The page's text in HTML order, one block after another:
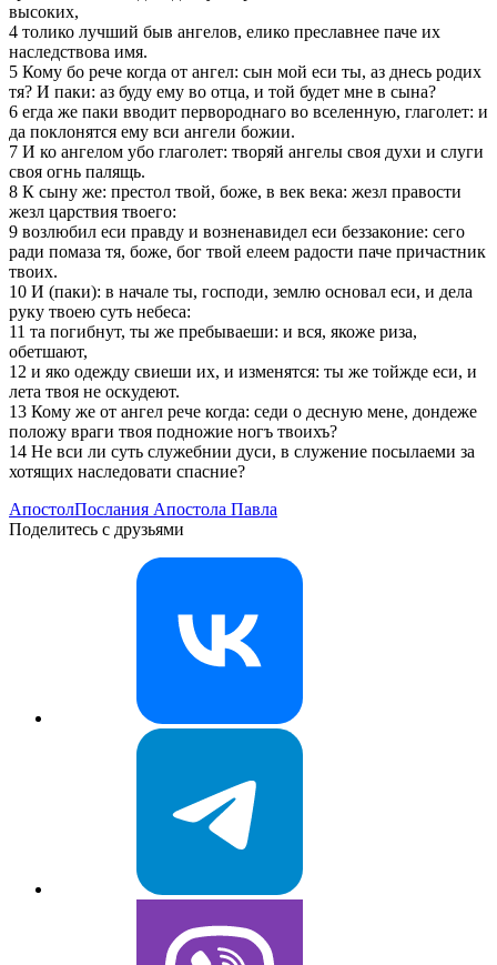
высоких,
4 толико лучший быв ангелов, елико преславнее паче их
наследствова имя.
5 Кому бо рече когда от ангел: сын мой еси ты, аз днесь родих
тя? И паки: аз буду ему во отца, и той будет мне в сына?
6 егда же паки вводит первороднаго во вселенную, глаголет: и
да поклонятся ему вси ангели божии.
7 И ко ангелом убо глаголет: творяй ангелы своя духи и слуги
своя огнь палящь.
8 К сыну же: престол твой, боже, в век века: жезл правости
жезл царствия твоего:
9 возлюбил еси правду и возненавидел еси беззаконие: сего
ради помаза тя, боже, бог твой елеем радости паче причастник
твоих.
10 И (паки): в начале ты, господи, землю основал еси, и дела
руку твоею суть небеса:
11 та погибнут, ты же пребываеши: и вся, якоже риза,
обетшают,
12 и яко одежду свиеши их, и изменятся: ты же тойжде еси, и
лета твоя не оскудеют.
13 Кому же от ангел рече когда: седи о десную мене, дондеже
положу враги твоя подножие ногъ твоихъ?
14 Не вси ли суть служебнии дуси, в служение посылаеми за
хотящих наследовати спасние?
АпостолПослания Апостола Павла
Поделитесь с друзьями